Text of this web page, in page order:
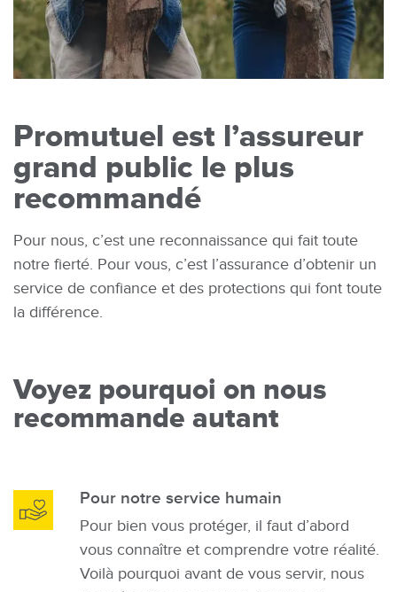
Promutuel est l’assureur
grand public le plus
recommandé
Pour nous, c’est une reconnaissance qui fait toute
notre fierté. Pour vous, c’est l’assurance d’obtenir un
service de confiance et des protections qui font toute
la différence.
Voyez pourquoi on nous
recommande autant
Image Pour notre service humain
Pour bien vous protéger, il faut d’abord
vous connaître et comprendre votre réalité.
Voilà pourquoi avant de vous servir, nous